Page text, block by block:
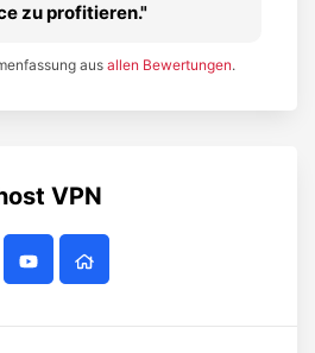
zu profitieren.
aus allen Bewertungen.
VPN